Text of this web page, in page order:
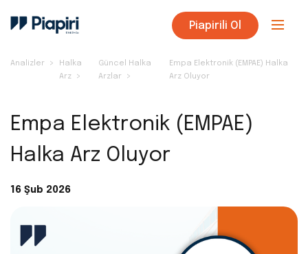
Piapirili Ol
Analizler
Halka
Arz
Güncel Halka
Arzlar
Empa Elektronik (EMPAE) Halka
Arz Oluyor
Empa Elektronik (EMPAE)
Halka Arz Oluyor
16 Şub 2026